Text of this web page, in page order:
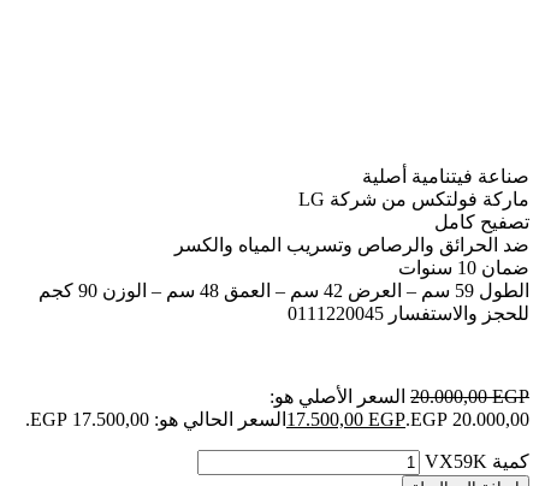
صناعة فيتنامية أصلية
ماركة فولتكس من شركة LG
تصفيح كامل
ضد الحرائق والرصاص وتسريب المياه والكسر
ضمان 10 سنوات
الطول 59 سم – العرض 42 سم – العمق 48 سم – الوزن 90 كجم
للحجز والاستفسار 0111220045
20.000,00EGP
السعر الأصلي هو:
20.000,00 EGP.
17.500,00 EGP السعر الحالي هو: 17.500,00 EGP.
كمية VX59K